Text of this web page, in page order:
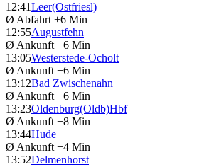
12:41Leer(Ostfriesl)
Ø Abfahrt +6 Min
12:55Augustfehn
Ø Ankunft +6 Min
13:05Westerstede-Ocholt
Ø Ankunft +6 Min
13:12Bad Zwischenahn
Ø Ankunft +6 Min
13:23Oldenburg(Oldb)Hbf
Ø Ankunft +8 Min
13:44Hude
Ø Ankunft +4 Min
13:52Delmenhorst